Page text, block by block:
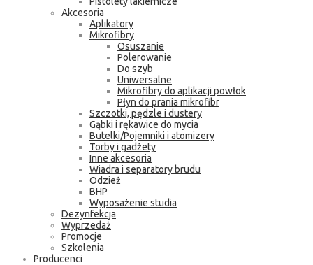
Akcesoria
Aplikatory
Mikrofibry
Osuszanie
Polerowanie
Do szyb
Uniwersalne
Mikrofibry do aplikacji powłok
Płyn do prania mikrofibr
Szczotki, pędzle i dustery
Gąbki i rękawice do mycia
Butelki/Pojemniki i atomizery
Torby i gadżety
Inne akcesoria
Wiadra i separatory brudu
Odzież
BHP
Wyposażenie studia
Dezynfekcja
Wyprzedaż
Promocje
Szkolenia
Producenci